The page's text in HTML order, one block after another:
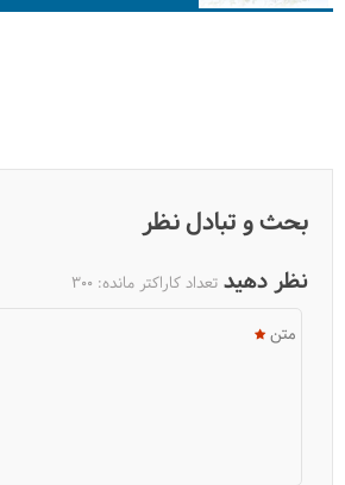
موزه میراث روستایی گیلان
بحث و تبادل نظر
نظر دهید تعداد کاراکتر مانده: 300
متن